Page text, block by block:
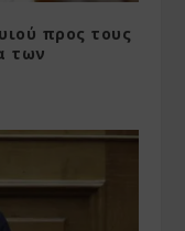
προς τους
των